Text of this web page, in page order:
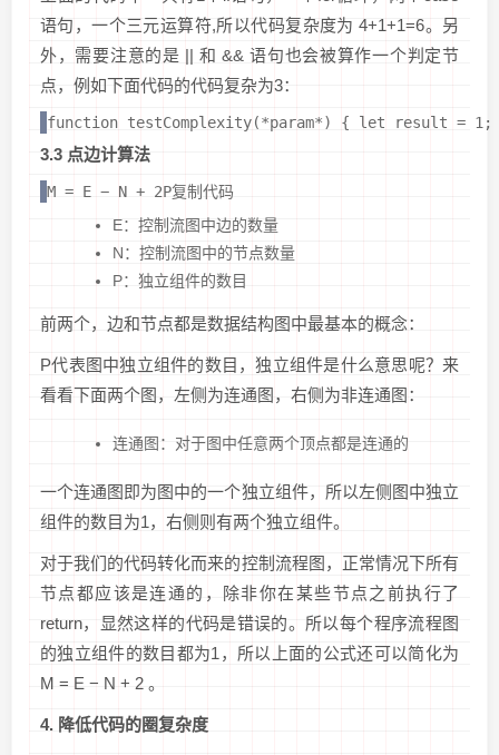
语句，一个三元运算符,所以代码复杂度为 4+1+1=6。另
外，需要注意的是 || 和 && 语句也会被算作一个判定节
点，例如下面代码的代码复杂为3：
function testComplexity(*param*) { let result =
3.3 点边计算法
M = E − N + 2P复制代码
E：控制流图中边的数量
N：控制流图中的节点数量
P：独立组件的数目
前两个，边和节点都是数据结构图中最基本的概念：
P代表图中独立组件的数目，独立组件是什么意思呢？来
看看下面两个图，左侧为连通图，右侧为非连通图：
连通图：对于图中任意两个顶点都是连通的
一个连通图即为图中的一个独立组件，所以左侧图中独立
组件的数目为1，右侧则有两个独立组件。
对于我们的代码转化而来的控制流程图，正常情况下所有
节点都应该是连通的，除非你在某些节点之前执行了
return，显然这样的代码是错误的。所以每个程序流程图
的独立组件的数目都为1，所以上面的公式还可以简化为
M = E − N + 2 。
4. 降低代码的圈复杂度